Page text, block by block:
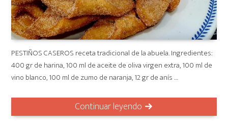
PESTIÑOS CASEROS receta tradicional de la abuela. Ingredientes:
400 gr de harina, 100 ml de aceite de oliva virgen extra, 100 ml de
vino blanco, 100 ml de zumo de naranja, 12 gr de anís …
Continuar leyendo